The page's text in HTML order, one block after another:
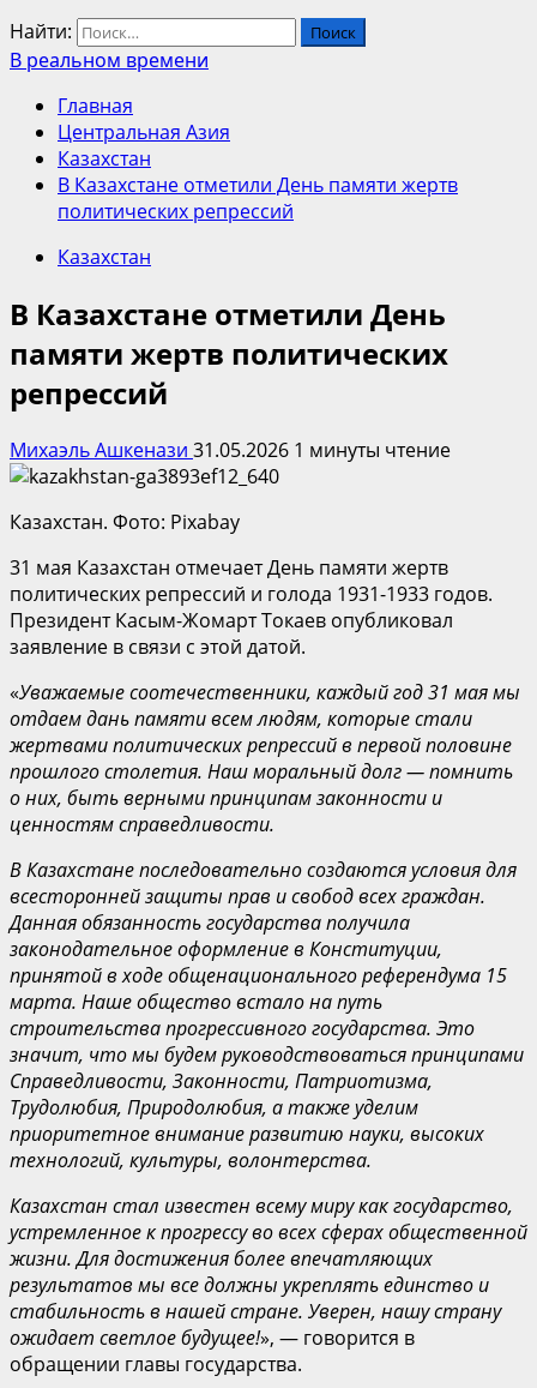
Найти:
В реальном времени
Главная
Центральная Азия
Казахстан
В Казахстане отметили День памяти жертв
политических репрессий
Казахстан
В Казахстане отметили День
памяти жертв политических
репрессий
Михаэль Ашкенази 31.05.2026 1 минуты чтение
Казахстан. Фото: Pixabay
31 мая Казахстан отмечает День памяти жертв
политических репрессий и голода 1931-1933 годов.
Президент Касым-Жомарт Токаев опубликовал
заявление в связи с этой датой.
«Уважаемые соотечественники, каждый год 31 мая мы
отдаем дань памяти всем людям, которые стали
жертвами политических репрессий в первой половине
прошлого столетия. Наш моральный долг — помнить
о них, быть верными принципам законности и
ценностям справедливости.
В Казахстане последовательно создаются условия для
всесторонней защиты прав и свобод всех граждан.
Данная обязанность государства получила
законодательное оформление в Конституции,
принятой в ходе общенационального референдума 15
марта. Наше общество встало на путь
строительства прогрессивного государства. Это
значит, что мы будем руководствоваться принципами
Справедливости, Законности, Патриотизма,
Трудолюбия, Природолюбия, а также уделим
приоритетное внимание развитию науки, высоких
технологий, культуры, волонтерства.
Казахстан стал известен всему миру как государство,
устремленное к прогрессу во всех сферах общественной
жизни. Для достижения более впечатляющих
результатов мы все должны укреплять единство и
стабильность в нашей стране. Уверен, нашу страну
ожидает светлое будущее!», — говорится в
обращении главы государства.